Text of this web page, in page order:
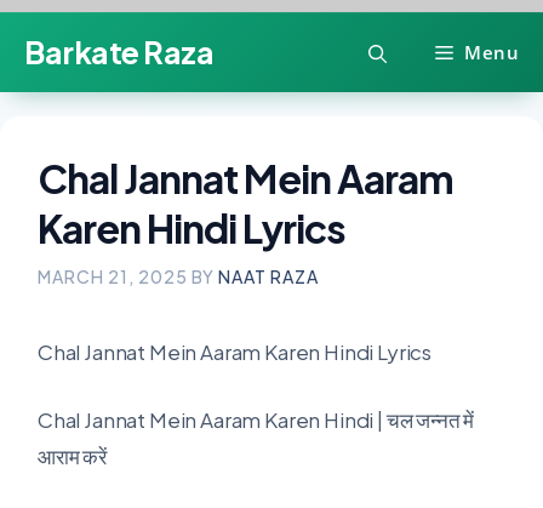
content
Barkate Raza Menu
Chal Jannat Mein Aaram
Karen Hindi Lyrics
MARCH 21, 2025 BY NAAT RAZA
Chal Jannat Mein Aaram Karen Hindi Lyrics
Chal Jannat Mein Aaram Karen Hindi | चल जन्नत में
आराम करें